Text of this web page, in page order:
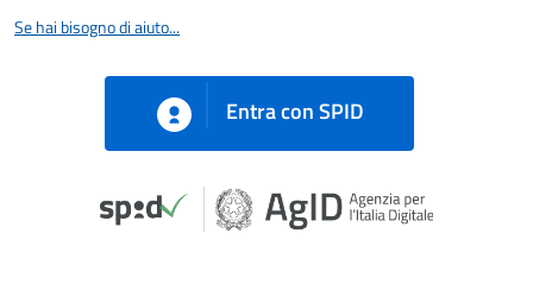
Se hai bisogno di aiuto...
Entra con SPID